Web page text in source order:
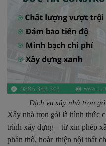
Dịch vụ xây nhà trọn
Xây nhà trọn gói là hình thức
trình xây dựng – từ xin phép
phần thô, hoàn thiện nội thất